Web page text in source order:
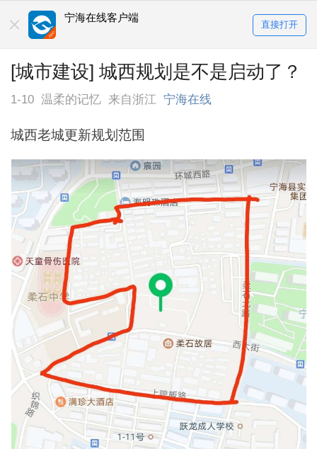
宁海在线客户端
直接打开
[城市建设] 城西规划是不是启动了？
1-10 温柔的记忆 来自浙江 宁海在线
城西老城更新规划范围